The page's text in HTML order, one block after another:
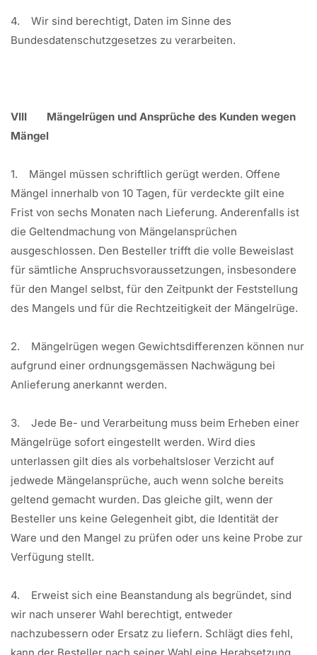
4. Wir sind berechtigt, Daten im Sinne des
Bundesdatenschutzgesetzes zu verarbeiten.
VIII Mängelrügen und Ansprüche des Kunden wegen
Mängel
1. Mängel müssen schriftlich gerügt werden. Offene
Mängel innerhalb von 10 Tagen, für verdeckte gilt eine
Frist von sechs Monaten nach Lieferung. Anderenfalls ist
die Geltendmachung von Mängelansprüchen
ausgeschlossen. Den Besteller trifft die volle Beweislast
für sämtliche Anspruchsvoraussetzungen, insbesondere
für den Mangel selbst, für den Zeitpunkt der Feststellung
des Mangels und für die Rechtzeitigkeit der Mängelrüge.
2. Mängelrügen wegen Gewichtsdifferenzen können nur
aufgrund einer ordnungsgemässen Nachwägung bei
Anlieferung anerkannt werden.
3. Jede Be- und Verarbeitung muss beim Erheben einer
Mängelrüge sofort eingestellt werden. Wird dies
unterlassen gilt dies als vorbehaltsloser Verzicht auf
jedwede Mängelansprüche, auch wenn solche bereits
geltend gemacht wurden. Das gleiche gilt, wenn der
Besteller uns keine Gelegenheit gibt, die Identität der
Ware und den Mangel zu prüfen oder uns keine Probe zur
Verfügung stellt.
4. Erweist sich eine Beanstandung als begründet, sind
wir nach unserer Wahl berechtigt, entweder
nachzubessern oder Ersatz zu liefern. Schlägt dies fehl,
kann der Besteller nach seiner Wahl eine Herabsetzung